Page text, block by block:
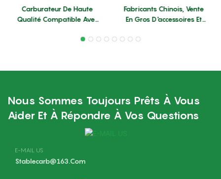
Carburateur De Haute
Qualité Compatible Avec
MS180 MS170 De
Tronçonneuse.
Fabricants Chinois, Vente
En Gros D'accessoires Et
Jardin : Carburateur
Nous Sommes Toujours Prêts À Vous
Aider Et À Répondre À Vos Questions
E-MAIL US
Stablecarb@163.com